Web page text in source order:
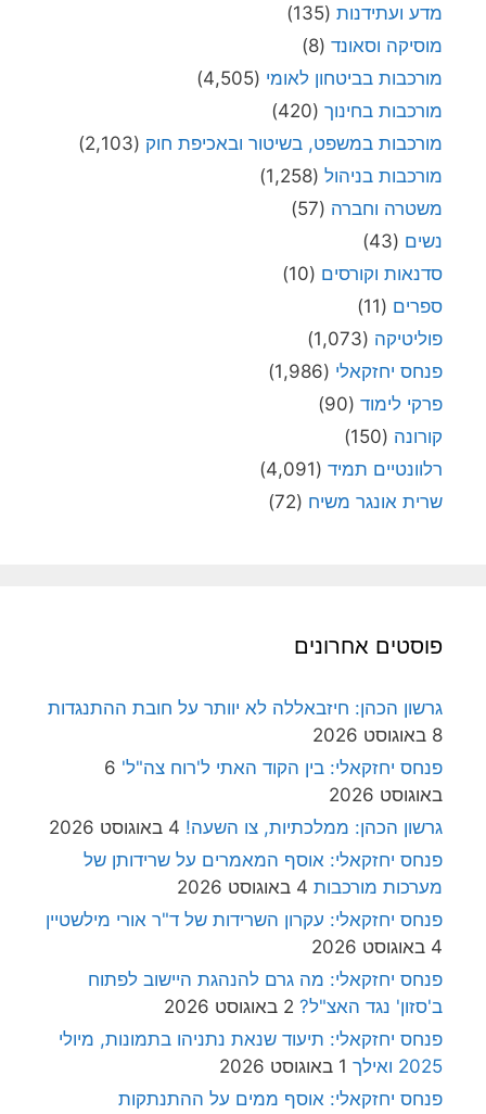
מדע ועתידנות (135)
מוסיקה וסאונד (8)
מורכבות בביטחון לאומי (4,505)
מורכבות בחינוך (420)
מורכבות במשפט, בשיטור ובאכיפת חוק (2,103)
מורכבות בניהול (1,258)
משטרה וחברה (57)
נשים (43)
סדנאות וקורסים (10)
ספרים (11)
פוליטיקה (1,073)
פנחס יחזקאלי (1,986)
פרקי לימוד (90)
קורונה (150)
רלוונטיים תמיד (4,091)
שרית אונגר משיח (72)
פוסטים אחרונים
גרשון הכהן: חיזבאללה לא יוותר על חובת ההתנגדות
8 באוגוסט 2026
פנחס יחזקאלי: בין הקוד האתי ל'רוח צה"ל' 6
באוגוסט 2026
גרשון הכהן: ממלכתיות, צו השעה! 4 באוגוסט 2026
פנחס יחזקאלי: אוסף המאמרים על שרידותן של
מערכות מורכבות 4 באוגוסט 2026
פנחס יחזקאלי: עקרון השרידות של ד"ר אורי מילשטיין
4 באוגוסט 2026
פנחס יחזקאלי: מה גרם להנהגת היישוב לפתוח
ב'סזון' נגד האצ"ל? 2 באוגוסט 2026
פנחס יחזקאלי: תיעוד שנאת נתניהו בתמונות, מיולי
2025 ואילך
1 באוגוסט 2026
פנחס יחזקאלי: אוסף ממים על ההתנתקות